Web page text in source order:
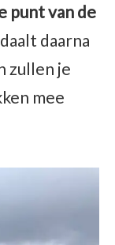
punt van de
daarna
zullen je
mee